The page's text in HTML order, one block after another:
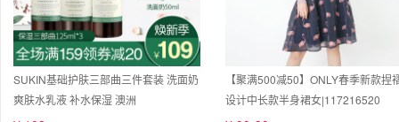
SUKIN基础护肤三部曲三件套装 洗面奶
爽肤水乳液 补水保湿 澳洲
【聚满500减50】ONLY春季新款捏
设计中长款半身裙女|117216520